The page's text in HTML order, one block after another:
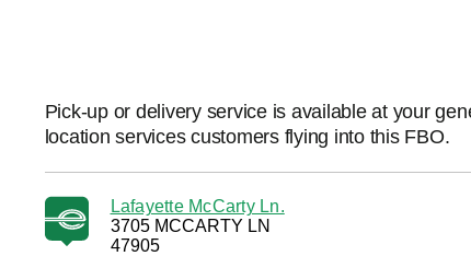
Pick-up or delivery service is available at your
location services customers flying into this FBO.
Lafayette McCarty Ln.
3705 MCCARTY LN
47905